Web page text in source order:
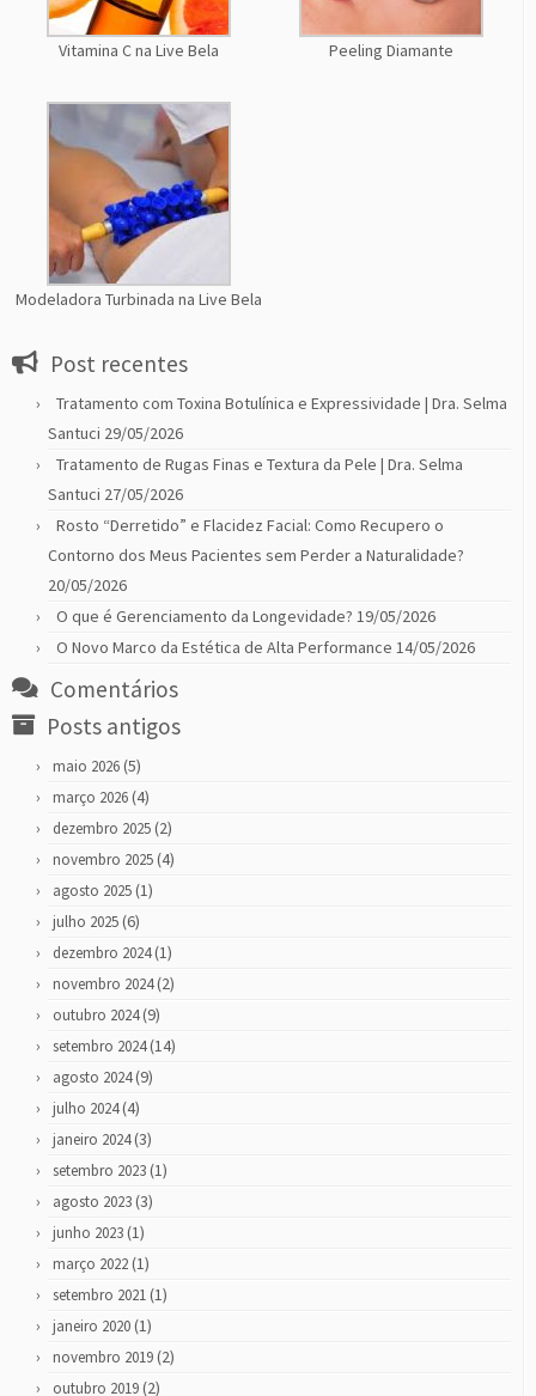
Vitamina C na Live Bela Peeling Diamante
Modeladora Turbinada na Live Bela
Post recentes
Tratamento com Toxina Botulínica e Expressividade | Dra. Selma
Santuci 29/05/2026
Tratamento de Rugas Finas e Textura da Pele | Dra. Selma
Santuci 27/05/2026
Rosto “Derretido” e Flacidez Facial: Como Recupero o
Contorno dos Meus Pacientes sem Perder a Naturalidade?
20/05/2026
O que é Gerenciamento da Longevidade? 19/05/2026
O Novo Marco da Estética de Alta Performance 14/05/2026
Comentários
Posts antigos
maio 2026(5)
março 2026(4)
dezembro 2025(2)
novembro 2025(4)
agosto 2025(1)
julho 2025(6)
dezembro 2024(1)
novembro 2024(2)
outubro 2024(9)
setembro 2024(14)
agosto 2024(9)
julho 2024(4)
janeiro 2024(3)
setembro 2023(1)
agosto 2023(3)
junho 2023(1)
março 2022(1)
setembro 2021(1)
janeiro 2020(1)
novembro 2019(2)
outubro 2019(2)